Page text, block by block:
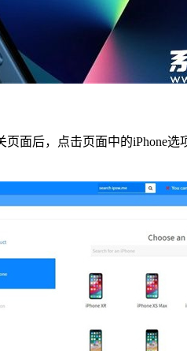
面后，点击页面中的iPhone